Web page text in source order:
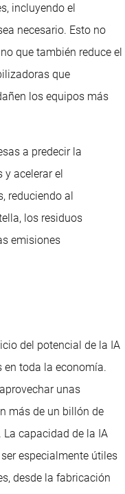
incluyendo el
necesario. Esto no
que también reduce el
que
los equipos más
a predecir la
y acelerar el
reduciendo al
los residuos
emisiones
del potencial de la IA
en toda la economía.
unas
más de un billón de
capacidad de la IA
especialmente útiles
desde la fabricación